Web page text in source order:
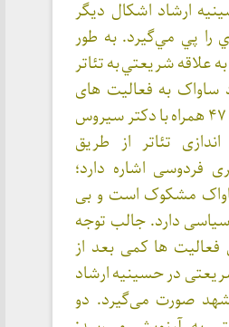
ارشاد اشكال ديگر
را پي مي‌گيرد. به طور
شريعتي به تئاتر
ساواک به فعالیت های
شریعتی در سال ۴۷ همراه با دکتر سیروس
تئاتر از طریق
فردوسی اشاره دارد؛
مشکوک است و بی
دارد. جالب توجه
ها کمی بعد از
در حسینیه ارشاد
صورت می‌گیرد. دو